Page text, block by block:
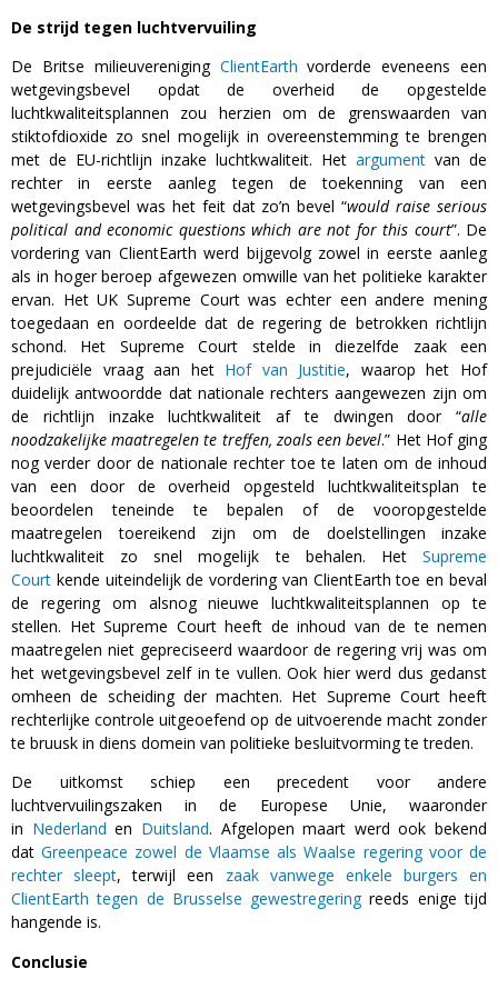
De strijd tegen luchtvervuiling
De Britse milieuvereniging ClientEarth vorderde eveneens een
wetgevingsbevel opdat de overheid de opgestelde
luchtkwaliteitsplannen zou herzien om de grenswaarden van
stiktofdioxide zo snel mogelijk in overeenstemming te brengen
met de EU-richtlijn inzake luchtkwaliteit. Het argument van de
rechter in eerste aanleg tegen de toekenning van een
wetgevingsbevel was het feit dat zo’n bevel “would raise serious
political and economic questions which are not for this court”. De
vordering van ClientEarth werd bijgevolg zowel in eerste aanleg
als in hoger beroep afgewezen omwille van het politieke karakter
ervan. Het UK Supreme Court was echter een andere mening
toegedaan en oordeelde dat de regering de betrokken richtlijn
schond. Het Supreme Court stelde in diezelfde zaak een
prejudiciële vraag aan het Hof van Justitie, waarop het Hof
duidelijk antwoordde dat nationale rechters aangewezen zijn om
de richtlijn inzake luchtkwaliteit af te dwingen door “alle
noodzakelijke maatregelen te treffen, zoals een bevel.” Het Hof ging
nog verder door de nationale rechter toe te laten om de inhoud
van een door de overheid opgesteld luchtkwaliteitsplan te
beoordelen teneinde te bepalen of de vooropgestelde
maatregelen toereikend zijn om de doelstellingen inzake
luchtkwaliteit zo snel mogelijk te behalen. Het Supreme
Court kende uiteindelijk de vordering van ClientEarth toe en beval
de regering om alsnog nieuwe luchtkwaliteitsplannen op te
stellen. Het Supreme Court heeft de inhoud van de te nemen
maatregelen niet gepreciseerd waardoor de regering vrij was om
het wetgevingsbevel zelf in te vullen. Ook hier werd dus gedanst
omheen de scheiding der machten. Het Supreme Court heeft
rechterlijke controle uitgeoefend op de uitvoerende macht zonder
te bruusk in diens domein van politieke besluitvorming te treden.
De uitkomst schiep een precedent voor andere
luchtvervuilingszaken in de Europese Unie, waaronder
in Nederland en Duitsland. Afgelopen maart werd ook bekend
datGreenpeace zowel de Vlaamse als Waalse regering voor de
rechter sleept, terwijl een zaak vanwege enkele burgers en
ClientEarth tegen de Brusselse gewestregeringreeds enige tijd
hangende is.
Conclusie